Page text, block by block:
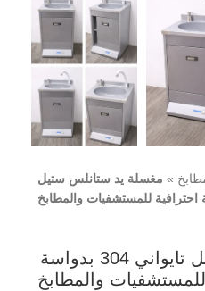
» مغسلة يد ستانلس ستيل
مغسلة يد ستانلس ستيل تايواني 304 بدواسة
والمطابخ